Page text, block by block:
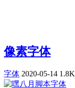
像素字体
字体 2020-05-14 1.8K